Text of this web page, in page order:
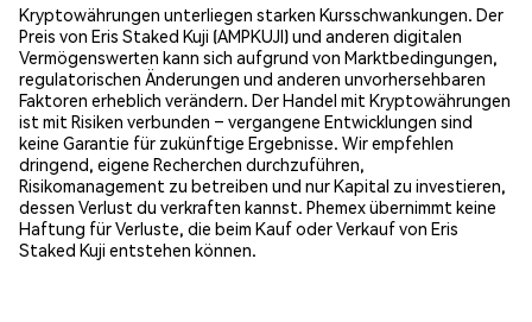
Kryptowährungen unterliegen starken Kursschwankungen. Der
Preis von Eris Staked Kuji (AMPKUJI) und anderen digitalen
Vermögenswerten kann sich aufgrund von Marktbedingungen,
regulatorischen Änderungen und anderen unvorhersehbaren
Faktoren erheblich verändern. Der Handel mit Kryptowährungen
ist mit Risiken verbunden – vergangene Entwicklungen sind
keine Garantie für zukünftige Ergebnisse. Wir empfehlen
dringend, eigene Recherchen durchzuführen,
Risikomanagement zu betreiben und nur Kapital zu investieren,
dessen Verlust du verkraften kannst. Phemex übernimmt keine
Haftung für Verluste, die beim Kauf oder Verkauf von Eris
Staked Kuji entstehen können.